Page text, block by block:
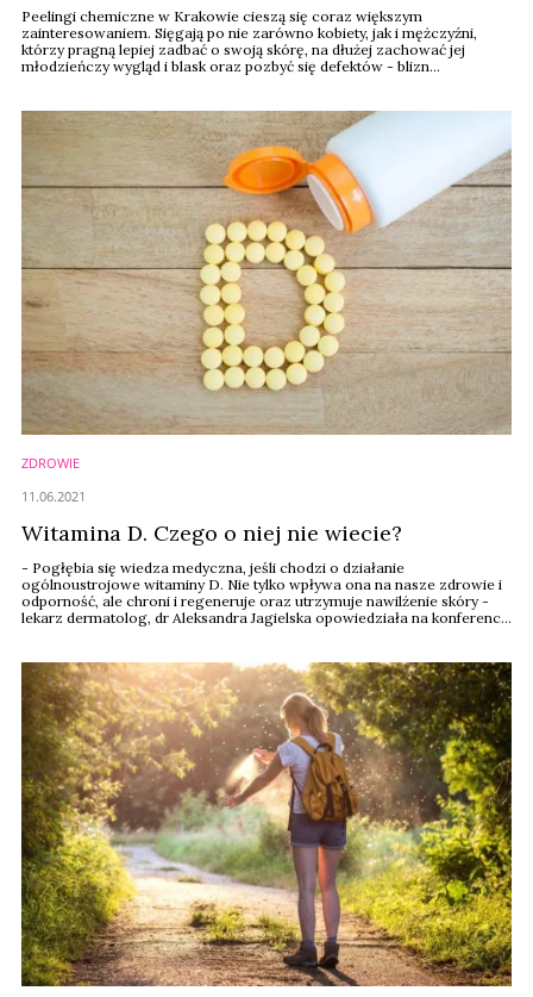
Peelingi chemiczne w Krakowie cieszą się coraz większym
zainteresowaniem. Sięgają po nie zarówno kobiety, jak i mężczyźni,
którzy pragną lepiej zadbać o swoją skórę, na dłużej zachować jej
młodzieńczy wygląd i blask oraz pozbyć się defektów - blizn
przeprowadzenia przez ...
ZDROWIE
Witamina D. Czego o niej nie wiecie?
- Pogłębia się wiedza medyczna, jeśli chodzi o działanie
ogólnoustrojowe witaminy D. Nie tylko wpływa ona na nasze zdrowie i
odporność, ale chroni i regeneruje oraz utrzymuje nawilżenie skóry -
lekarz dermatolog, dr Aleksandra Jagielska opowiedziała na konferencji
11.06.2021